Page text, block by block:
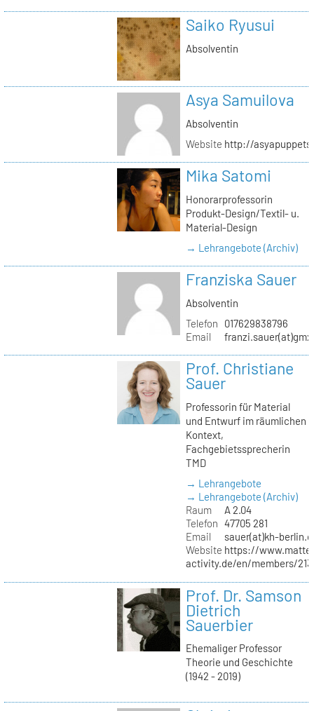
Saiko Ryusui
Absolventin
Asya Samuilova
Absolventin
Website http://
Mika Satomi
Honorarprofessorin
Produkt-Design/Textil- u.
Material-Design
→ Lehrangebote (Archiv)
Franziska Sauer
Absolventin
Telefon
017629838796
Email
Prof. Christiane
Sauer
Professorin für Material
und Entwurf im räumlichen
Kontext,
Fachgebietssprecherin
TMD
→ Lehrangebote
→ Lehrangebote (Archiv)
Raum
A 2.04
Telefon 47705 281
Email
sauer(at)kh-
Website https://
activity.de/en/members/
Prof. Dr. Samson
Dietrich
Sauerbier
Ehemaliger Professor
Theorie und Geschichte
(1942 - 2019)